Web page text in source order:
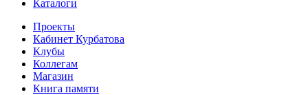
Каталоги
Проекты
Кабинет Курбатова
Клубы
Коллегам
Магазин
Книга памяти